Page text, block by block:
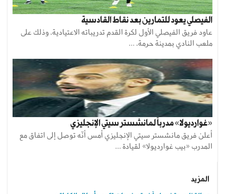
الفيصلي يعود للتمارين بعد نقاط القادسية
عاود فريق الفيصلي الأول لكرة القدم تدريباته الاعتيادية، وذلك على
ملعب النادي بمدينة حرمة، ...
«غوارديولا» مدرباً لمانشستر سيتي الإنجليزي
أعلن فريق مانشستر سيتي الإنجليزي أمس أنّه توصل إلى اتفاق مع
المدرب «بيب غوارديولا» لقيادة ...
المزيد